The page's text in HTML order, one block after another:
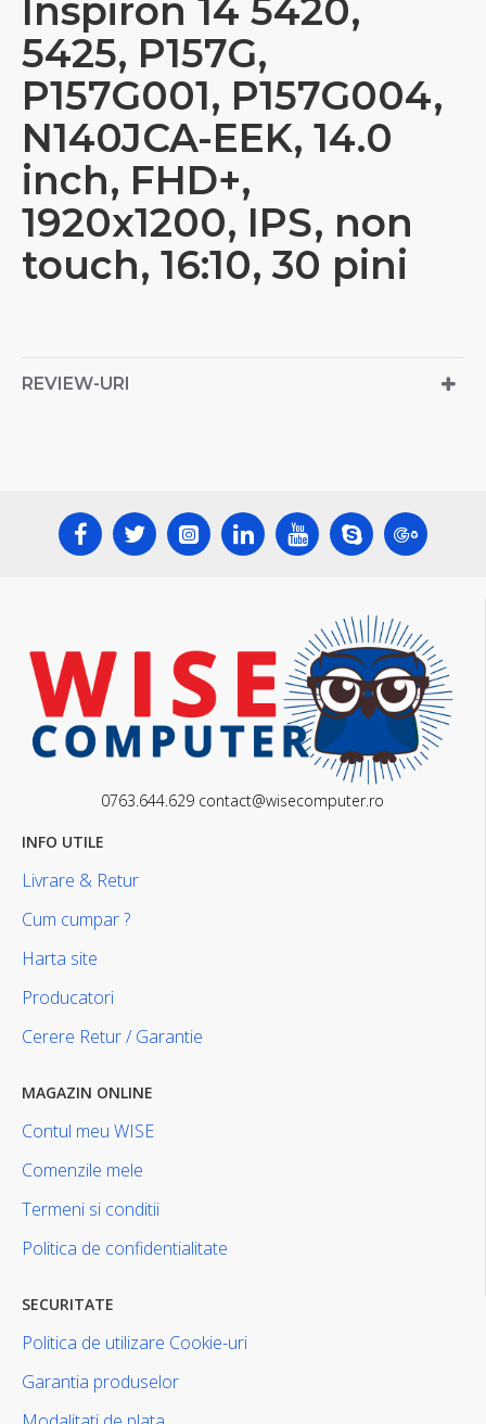
Inspiron 14 5420,
5425, P157G,
P157G001, P157G004,
N140JCA-EEK, 14.0
inch, FHD+,
1920x1200, IPS, non
touch, 16:10, 30 pini
REVIEW-URI
0763.644.629 contact@wisecomputer.ro
INFO UTILE
Livrare & Retur
Cum cumpar ?
Harta site
Producatori
Cerere Retur / Garantie
MAGAZIN ONLINE
Contul meu WISE
Comenzile mele
Termeni si conditii
Politica de confidentialitate
SECURITATE
Politica de utilizare Cookie-uri
Garantia produselor